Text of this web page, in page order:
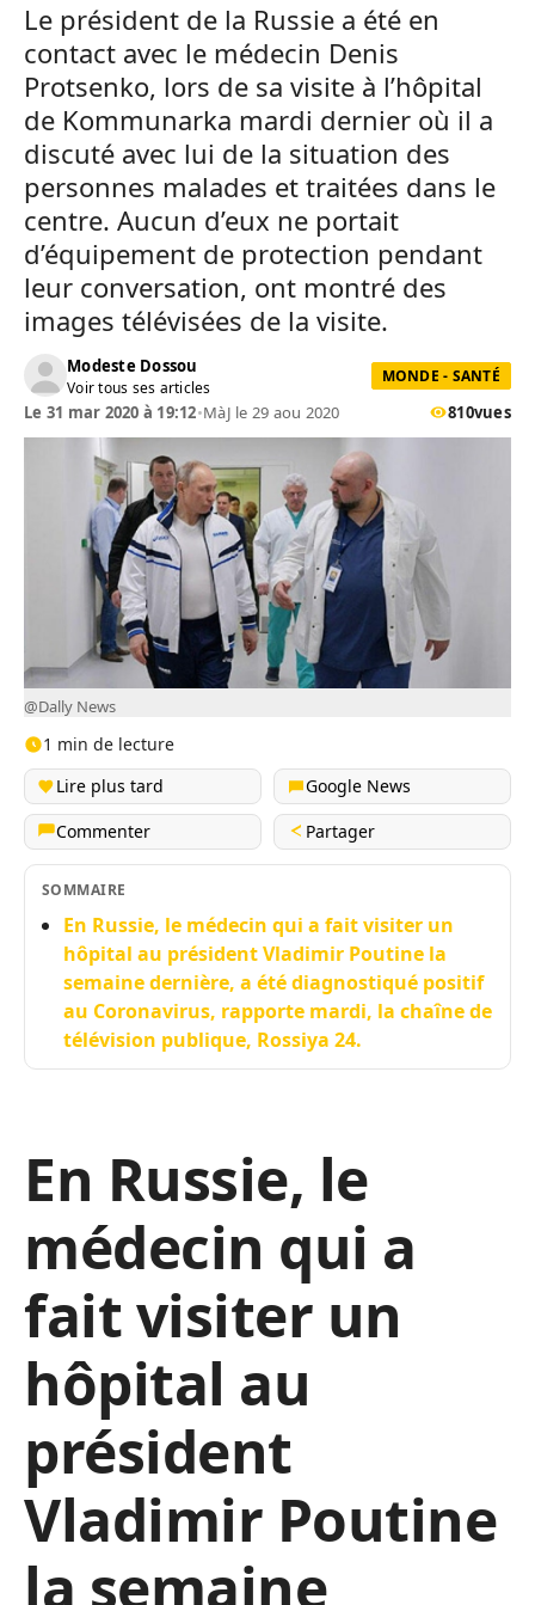
Le président de la Russie a été en
contact avec le médecin Denis
Protsenko, lors de sa visite à l’hôpital
de Kommunarka mardi dernier où il a
discuté avec lui de la situation des
personnes malades et traitées dans le
centre. Aucun d’eux ne portait
d’équipement de protection pendant
leur conversation, ont montré des
images télévisées de la visite.
Modeste Dossou
Voir tous ses articles
MONDE - SANTÉ
Le 31 mar 2020 à 19:12•MàJ le 29 aou 2020 810vues
@Dally News
1 min de lecture
Lire plus tard
Google News
Commenter
Partager
SOMMAIRE
En Russie, le médecin qui a fait visiter un
hôpital au président Vladimir Poutine la
semaine dernière, a été diagnostiqué positif
au Coronavirus, rapporte mardi, la chaîne de
télévision publique, Rossiya 24.
En Russie, le
médecin qui a
fait visiter un
hôpital au
président
Vladimir Poutine
la semaine